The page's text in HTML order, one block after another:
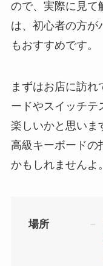
ので、実際に見て
は、初心者の方が
もおすすめです。
まずはお店に訪
ードやスイッチテ
楽しいかと思いま
高級キーボードの
かもしれませんよ。
場所